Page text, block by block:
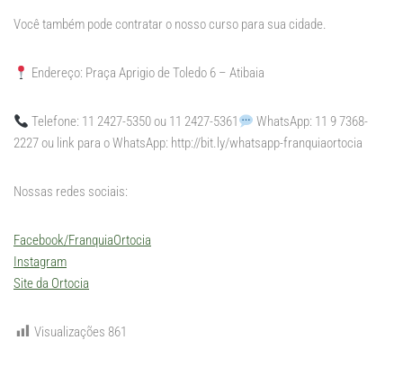
Você também pode contratar o nosso curso para sua cidade.
Endereço: Praça Aprigio de Toledo 6 – Atibaia
Telefone: 11 2427-5350 ou 11 2427-5361
WhatsApp: 11 9 7368-
2227 ou link para o WhatsApp: http://bit.ly/whatsapp-franquiaortocia
Nossas redes sociais:
Facebook/FranquiaOrtocia
Instagram
Site da Ortocia
Visualizações 861